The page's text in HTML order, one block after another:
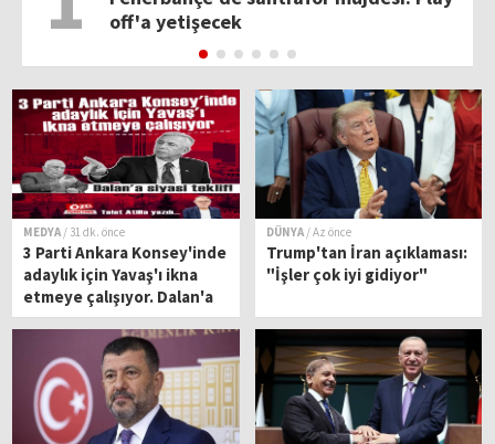
off'a yetişecek
MEDYA / 31 dk. önce
3 Parti Ankara Konsey'inde
adaylık için Yavaş'ı ikna
etmeye çalışıyor. Dalan'a
siyasi teklif!
DÜNYA / Az önce
Trump'tan İran açıklaması:
"İşler çok iyi gidiyor"